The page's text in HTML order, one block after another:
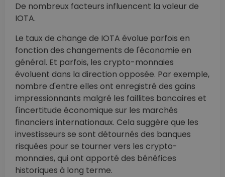
De nombreux facteurs influencent la valeur de
IOTA.
Le taux de change de IOTA évolue parfois en
fonction des changements de l'économie en
général. Et parfois, les crypto-monnaies
évoluent dans la direction opposée. Par exemple,
nombre d'entre elles ont enregistré des gains
impressionnants malgré les faillites bancaires et
l'incertitude économique sur les marchés
financiers internationaux. Cela suggère que les
investisseurs se sont détournés des banques
risquées pour se tourner vers les crypto-
monnaies, qui ont apporté des bénéfices
historiques à long terme.